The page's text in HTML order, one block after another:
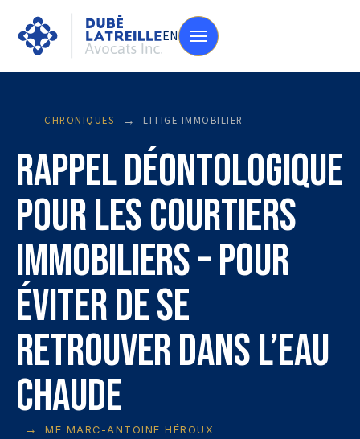
EN
CHRONIQUES → LITIGE IMMOBILIER
Rappel déontologique
pour les courtiers
immobiliers – pour
éviter de se
retrouver dans l’eau
chaude
→ ME MARC-ANTOINE HÉROUX